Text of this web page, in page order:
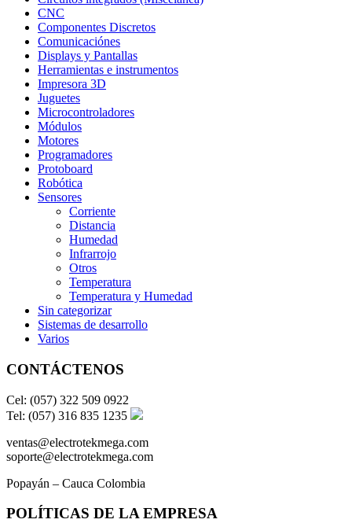
CNC
Componentes Discretos
Comunicaciónes
Displays y Pantallas
Herramientas e instrumentos
Impresora 3D
Juguetes
Microcontroladores
Módulos
Motores
Programadores
Protoboard
Robótica
Sensores
Corriente
Distancia
Humedad
Infrarrojo
Otros
Temperatura
Temperatura y Humedad
Sin categorizar
Sistemas de desarrollo
Varios
CONTÁCTENOS
Cel: (057) 322 509 0922
Tel: (057) 316 835 1235
ventas@electrotekmega.com
soporte@electrotekmega.com
Popayán – Cauca Colombia
POLÍTICAS DE LA EMPRESA